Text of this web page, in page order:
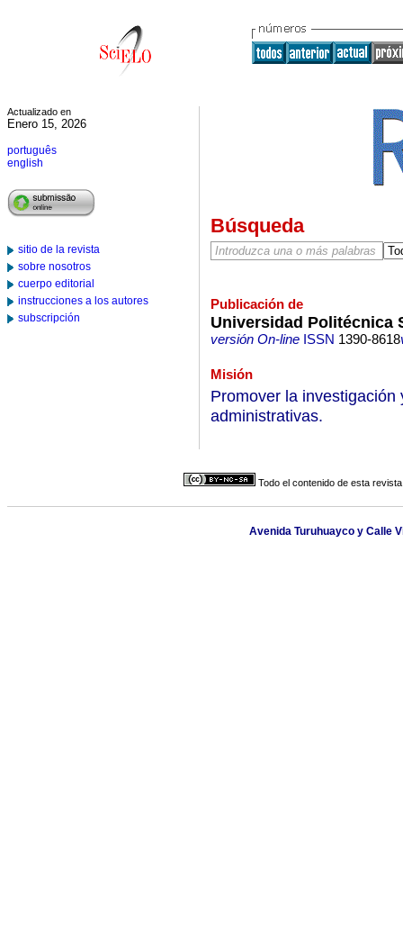
Actualizado en
Enero 15, 2026
português
english
sitio de la revista
sobre nosotros
cuerpo editorial
instrucciones a los autores
subscripción
Búsqueda
Publicación de
Universidad Politécnica
versión On-lineISSN 1390-8618
Misión
Promover la
administrativas.
Todo el contenido de esta
Avenida Turuhuayco y Calle